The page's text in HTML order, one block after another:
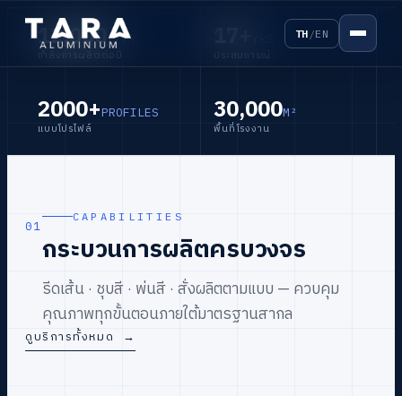
TH /EN
TRUSTED BY LEADING PROJECTS
ระบบอลูมิเนียมสำหรับ
งานสถาปัตยกรรมระดับ
พรีเมียม
ได้รับความไว้วางใจจากวิลล่า รีสอร์ท และ
โครงการคุณภาพสูงทั่วประเทศ
INTEGRATED MANUFACTURING
จากเส้นอลูมิเนียม
ครบทุกขั้นตอนการผลิต ตั้งแต่การรีดเส้น ชุบ
สี และพ่นสี เพื่อรองรับงานสถาปัตยกรรม
คุณภาพสูง
12,000T/YR
กำลังการผลิตต่อปี ประสบการณ์
2000+PROFILES
แบบโปรไฟล์ 30,000M²
พื้นที่โรงงาน
01
CAPABILITIES
กระบวนการผลิตครบวงจร
รีดเส้น · ชุบสี · พ่นสี · สั่งผลิตตามแบบ — ควบคุม
คุณภาพทุกขั้นตอนภายใต้มาตรฐานสากล
ดูบริการทั้งหมด →